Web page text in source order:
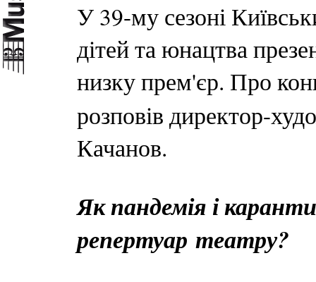
У 39-му сезоні
дітей та юнацтва
низку прем'єр. Про
розповів директор-
Качанов.
Як пандемія і
репертуар театру?